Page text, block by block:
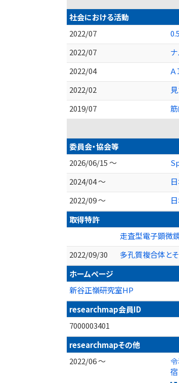
社会における活動
2022/07
2022/07
2022/04
2022/02
2019/07
委員会・協会等
2026/06/15 ～
2024/04 ～
2022/09 ～
取得特許
走査型電子顕微
2022/09/30
多孔質複合体と
ホームページ
新谷正嶺研究室HP
researchmap会員ID
7000003401
researchmapその他
2022/06 ～